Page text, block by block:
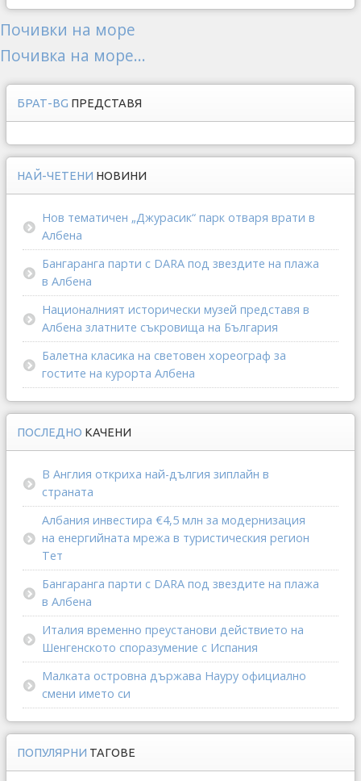
Почивки на море
Почивка на море...
БРАТ-BG ПРЕДСТАВЯ
НАЙ-ЧЕТЕНИ НОВИНИ
Нов тематичен „Джурасик“ парк отваря врати в
Албена
Бангаранга парти с DARA под звездите на плажа
в Албена
Националният исторически музей представя в
Албена златните съкровища на България
Балетна класика на световен хореограф за
гостите на курорта Албена
ПОСЛЕДНО КАЧЕНИ
В Англия откриха най-дългия зиплайн в
страната
Албания инвестира €4,5 млн за модернизация
на енергийната мрежа в туристическия регион
Тет
Бангаранга парти с DARA под звездите на плажа
в Албена
Италия временно преустанови действието на
Шенгенското споразумение с Испания
Малката островна държава Науру официално
смени името си
ПОПУЛЯРНИ ТАГОВЕ